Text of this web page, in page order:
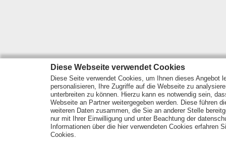
Diese Webseite verwendet Cookies
Diese Seite verwendet Cookies, um Ihnen dieses Angebot
personalisieren, Ihre Zugriffe auf die Webseite zu
unterbreiten zu können. Hierzu kann es notwendig sein,
Webseite an Partner weitergegeben werden. Diese führen
weiteren Daten zusammen, die Sie an anderer Stelle
nur mit Ihrer Einwilligung und unter Beachtung der
Informationen über die hier verwendeten Cookies erfahren
Cookies.